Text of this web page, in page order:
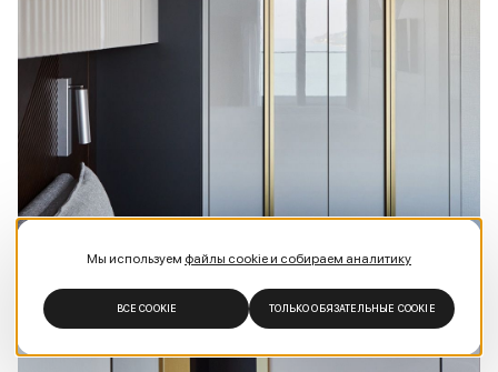
Мы используем файлы cookie и собираем аналитику
ВСЕ COOKIE ТОЛЬКО ОБЯЗАТЕЛЬНЫЕ COOKIE